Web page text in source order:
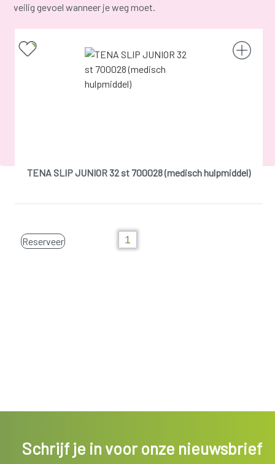
veilig gevoel wanneer je weg moet.
TENA SLIP JUNIOR 32 st 700028 (medisch hulpmiddel)
Reserveer
Schrijf je in voor onze nieuwsbrief